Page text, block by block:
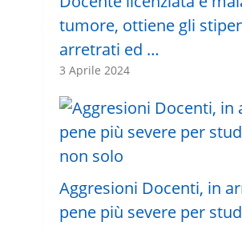
tumore, ottiene gli
arretrati ed …
3 Aprile 2024
Aggresioni Docenti, in
pene più severe per